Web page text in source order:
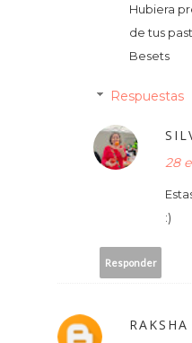
Hubiera
de tus
Besets
Respuestas
28
:)
Responder
RAKSHA